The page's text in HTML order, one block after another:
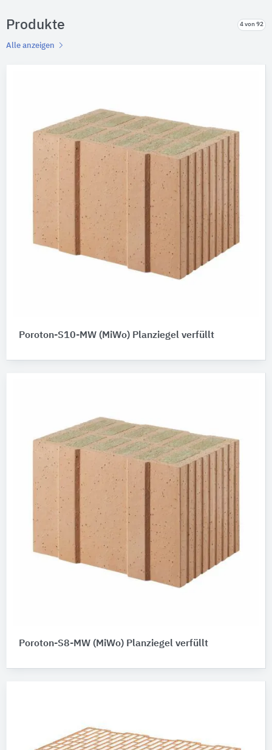
Produkte 4 von 92
Alle anzeigen
Poroton-S10-MW (MiWo) Planziegel verfüllt
Poroton-S8-MW (MiWo) Planziegel verfüllt